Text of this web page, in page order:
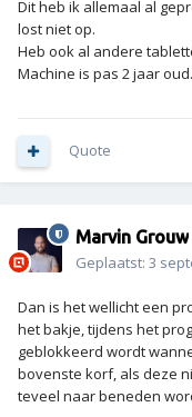
Dit heb ik allemaal al
lost niet op.
Heb ook al andere
Machine is pas 2 jaar oud.
Quote
Marvin Grouw
Geplaatst: 3
Dan is het wellicht een
het bakje, tijdens het
geblokkeerd wordt
bovenste korf, als deze
teveel naar beneden